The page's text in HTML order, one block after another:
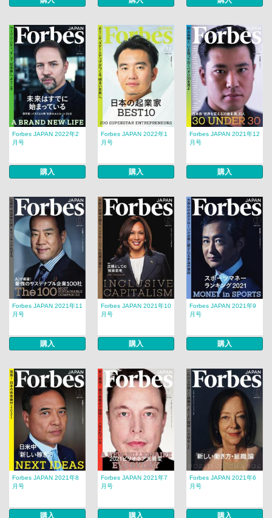
Forbes JAPAN 2022年2
月号
購入
Forbes JAPAN 2022年1
月号
購入
Forbes JAPAN 2021年12
月号
購入
Forbes JAPAN 2021年11
月号
購入
Forbes JAPAN 2021年10
月号
購入
Forbes JAPAN 2021年9
月号
購入
Forbes JAPAN 2021年8
月号
購入
Forbes JAPAN 2021年7
月号
購入
Forbes JAPAN 2021年6
月号
購入